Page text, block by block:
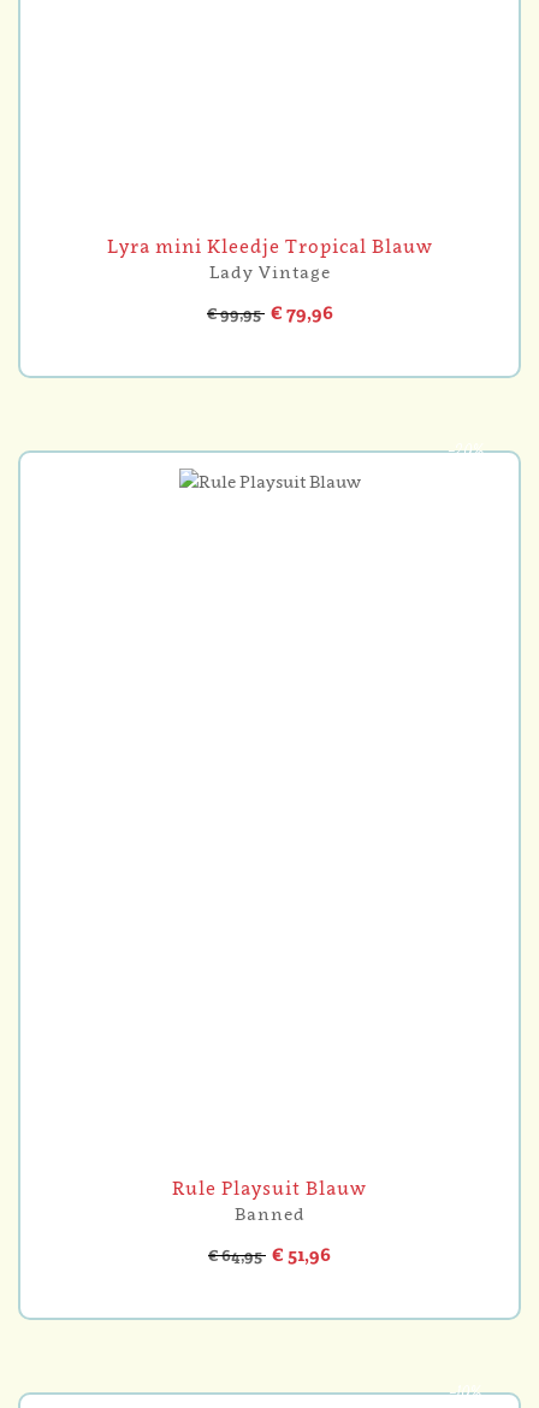
Lyra mini Kleedje Tropical Blauw
Lady Vintage
€ 99,95 € 79,96
-20%
Rule Playsuit Blauw
Banned
€ 64,95 € 51,96
-10%